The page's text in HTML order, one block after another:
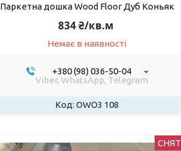
Паркетна дошка Wood Floor Дуб Коньяк
834 ₴/кв.м
Немає в наявності
+380 (98) 036-50-04
Viber, WhatsApp, Telegram
OWO3 108
СНЯТ